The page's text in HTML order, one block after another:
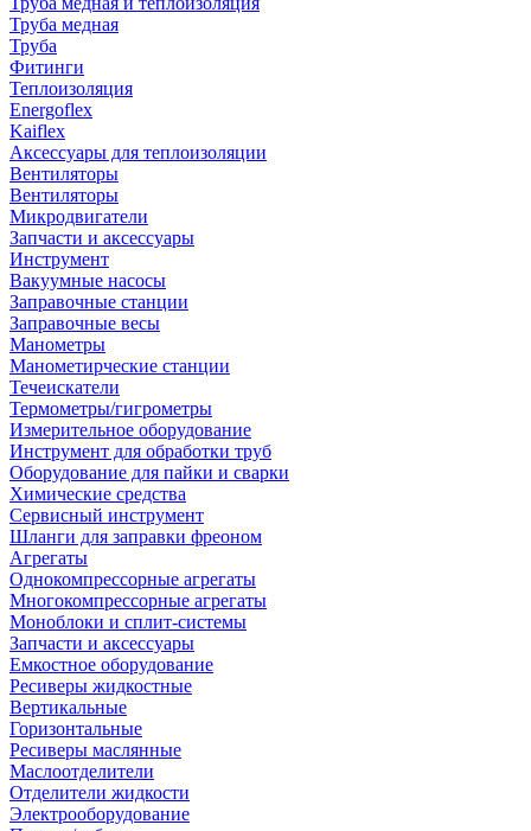
Труба медная
Труба
Фитинги
Теплоизоляция
Energoflex
Kaiflex
Аксессуары для теплоизоляции
Вентиляторы
Вентиляторы
Микродвигатели
Запчасти и аксессуары
Инструмент
Вакуумные насосы
Заправочные станции
Заправочные весы
Манометры
Манометирческие станции
Течеискатели
Термометры/гигрометры
Измерительное оборудование
Инструмент для обработки труб
Оборудование для пайки и сварки
Химические средства
Сервисный инструмент
Шланги для заправки фреоном
Агрегаты
Однокомпрессорные агрегаты
Многокомпрессорные агрегаты
Моноблоки и сплит-системы
Запчасти и аксессуары
Емкостное оборудование
Ресиверы жидкостные
Вертикальные
Горизонтальные
Ресиверы маслянные
Маслоотделители
Отделители жидкости
Электрооборудование